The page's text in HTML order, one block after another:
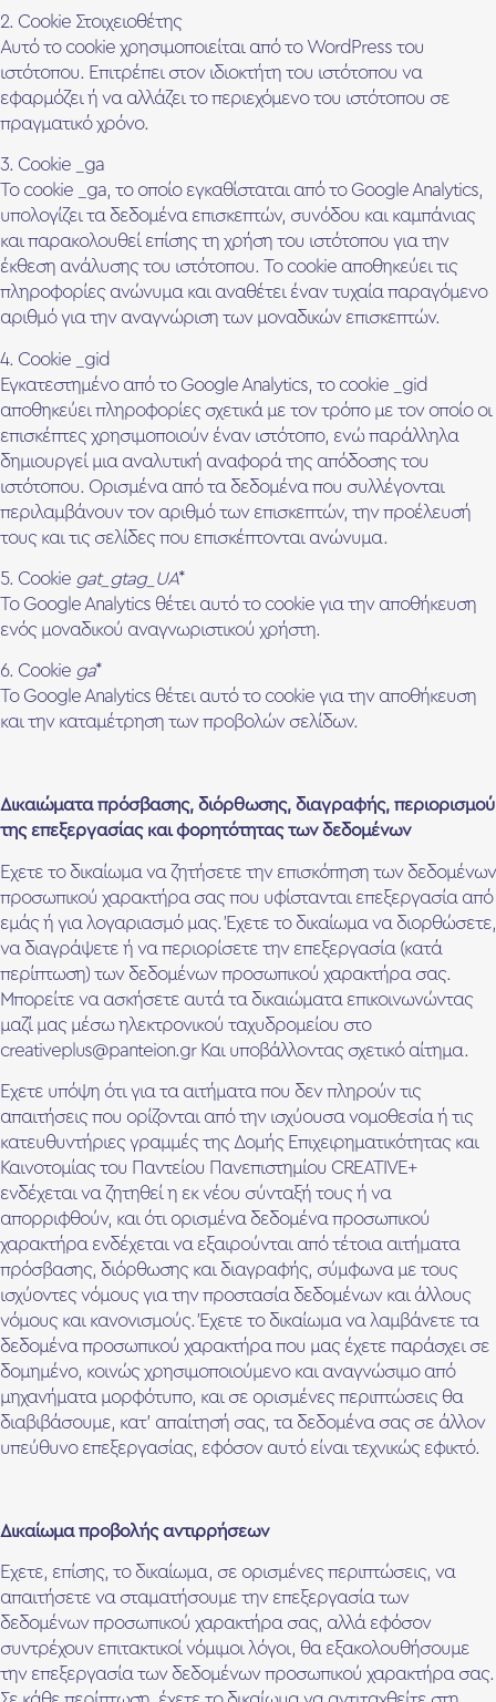
2. Cookie Στοιχειοθέτης
Αυτό το cookie χρησιμοποιείται από το WordPress του
ιστότοπου. Επιτρέπει στον ιδιοκτήτη του ιστότοπου να
εφαρμόζει ή να αλλάζει το περιεχόμενο του ιστότοπου σε
πραγματικό χρόνο.
3. Cookie _ga
Το cookie _ga, το οποίο εγκαθίσταται από το Google Analytics,
υπολογίζει τα δεδομένα επισκεπτών, συνόδου και καμπάνιας
και παρακολουθεί επίσης τη χρήση του ιστότοπου για την
έκθεση ανάλυσης του ιστότοπου. Το cookie αποθηκεύει τις
πληροφορίες ανώνυμα και αναθέτει έναν τυχαία παραγόμενο
αριθμό για την αναγνώριση των μοναδικών επισκεπτών.
4. Cookie _gid
Εγκατεστημένο από το Google Analytics, το cookie _gid
αποθηκεύει πληροφορίες σχετικά με τον τρόπο με τον οποίο οι
επισκέπτες χρησιμοποιούν έναν ιστότοπο, ενώ παράλληλα
δημιουργεί μια αναλυτική αναφορά της απόδοσης του
ιστότοπου. Ορισμένα από τα δεδομένα που συλλέγονται
περιλαμβάνουν τον αριθμό των επισκεπτών, την προέλευσή
τους και τις σελίδες που επισκέπτονται ανώνυμα.
5. Cookie gat_gtag_UA*
Το Google Analytics θέτει αυτό το cookie για την αποθήκευση
ενός μοναδικού αναγνωριστικού χρήστη.
6. Cookie ga*
Το Google Analytics θέτει αυτό το cookie για την αποθήκευση
και την καταμέτρηση των προβολών σελίδων.
Δικαιώματα πρόσβασης, διόρθωσης, διαγραφής, περιορισμού
της επεξεργασίας και φορητότητας των δεδομένων
Έχετε το δικαίωμα να ζητήσετε την επισκόπηση των δεδομένων
προσωπικού χαρακτήρα σας που υφίστανται επεξεργασία από
εμάς ή για λογαριασμό μας. Έχετε το δικαίωμα να διορθώσετε,
να διαγράψετε ή να περιορίσετε την επεξεργασία (κατά
περίπτωση) των δεδομένων προσωπικού χαρακτήρα σας.
Μπορείτε να ασκήσετε αυτά τα δικαιώματα επικοινωνώντας
μαζί μας μέσω ηλεκτρονικού ταχυδρομείου στο
creativeplus@panteion.gr Και υποβάλλοντας σχετικό αίτημα.
Έχετε υπόψη ότι για τα αιτήματα που δεν πληρούν τις
απαιτήσεις που ορίζονται από την ισχύουσα νομοθεσία ή τις
κατευθυντήριες γραμμές της Δομής Επιχειρηματικότητας και
Καινοτομίας του Παντείου Πανεπιστημίου CREATIVE+
ενδέχεται να ζητηθεί η εκ νέου σύνταξή τους ή να
απορριφθούν, και ότι ορισμένα δεδομένα προσωπικού
χαρακτήρα ενδέχεται να εξαιρούνται από τέτοια αιτήματα
πρόσβασης, διόρθωσης και διαγραφής, σύμφωνα με τους
ισχύοντες νόμους για την προστασία δεδομένων και άλλους
νόμους και κανονισμούς. Έχετε το δικαίωμα να λαμβάνετε τα
δεδομένα προσωπικού χαρακτήρα που μας έχετε παράσχει σε
δομημένο, κοινώς χρησιμοποιούμενο και αναγνώσιμο από
μηχανήματα μορφότυπο, και σε ορισμένες περιπτώσεις θα
διαβιβάσουμε, κατ’ απαίτησή σας, τα δεδομένα σας σε άλλον
υπεύθυνο επεξεργασίας, εφόσον αυτό είναι τεχνικώς εφικτό.
Δικαίωμα προβολής αντιρρήσεων
Έχετε, επίσης, το δικαίωμα, σε ορισμένες περιπτώσεις, να
απαιτήσετε να σταματήσουμε την επεξεργασία των
δεδομένων προσωπικού χαρακτήρα σας, αλλά εφόσον
συντρέχουν επιτακτικοί νόμιμοι λόγοι, θα εξακολουθήσουμε
την επεξεργασία των δεδομένων προσωπικού χαρακτήρα σας.